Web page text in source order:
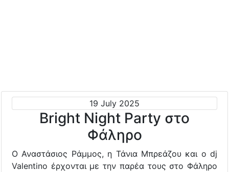
19 July 2025
Bright Night Party στο
Φάληρο
Ο Αναστάσιος Ράμμος, η Τάνια Μπρεάζου και ο dj
Valentino έρχονται με την παρέα τους στο Φάληρο